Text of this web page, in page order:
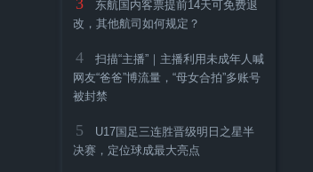
3
东航国内客票提前14天可免费退
改，其他航司如何规定？
4
扫描“主播”｜主播利用未成年人喊
网友“爸爸”博流量，“母女合拍”多账号
被封禁
5
U17国足三连胜晋级明日之星半
决赛，定位球成最大亮点